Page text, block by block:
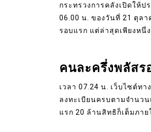
กระทรวงการคลังเปิดให้ป
06.00 น. ของวันที่ 21 ตุล
รอบแรก แต่ล่าสุดเพียงหนึ่
คนละครึ่งพลัสร
เวลา 07.24 น. เว็บไซต์ทา
ลงทะเบียนครบตามจำนว
แรก 20 ล้านสิทธิก็เต็มภา